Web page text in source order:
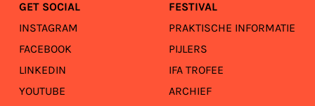
GET SOCIAL
INSTAGRAM
FACEBOOK
LINKEDIN
YOUTUBE
FESTIVAL
PRAKTISCHE INFORMATIE
PIJLERS
IFA TROFEE
ARCHIEF